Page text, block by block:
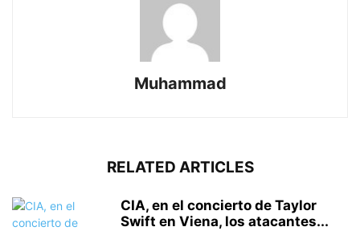
Muhammad
RELATED ARTICLES
CIA, en el concierto de Taylor
Swift en Viena, los atacantes...